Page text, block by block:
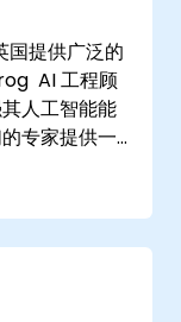
定用例，并制
AI 工具和技
数据与建
以获得准确
决方案与现有
的团队提供
未来。立即
的业务。
提供广泛的
AI 工程顾
人工智能能
专家提供一
模的公司合
AI 目标，确
数据策略： 协
型开发： 构